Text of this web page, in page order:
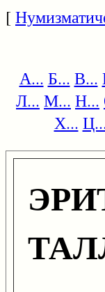
[
А... Б... В...
Л... М... Н...
Х...